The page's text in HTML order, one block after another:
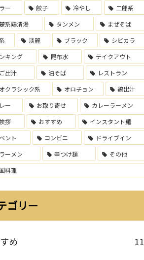
ー
餃子 冷やし
二郎系
系鶏清湯
タンメン
まぜそば
淡麗 ブラック
シビカラ
キング
昆布水
テイクアウト
出汁
油そば
レストラン
クラシック系
オロチョン
鶏出汁
ー
お取り寄せ
カレーラーメン
拶
おすすめ
インスタント麺
ント
コンビニ
ドライブイン
ーメン
辛つけ麺
その他
料理
ゴリー
め
11